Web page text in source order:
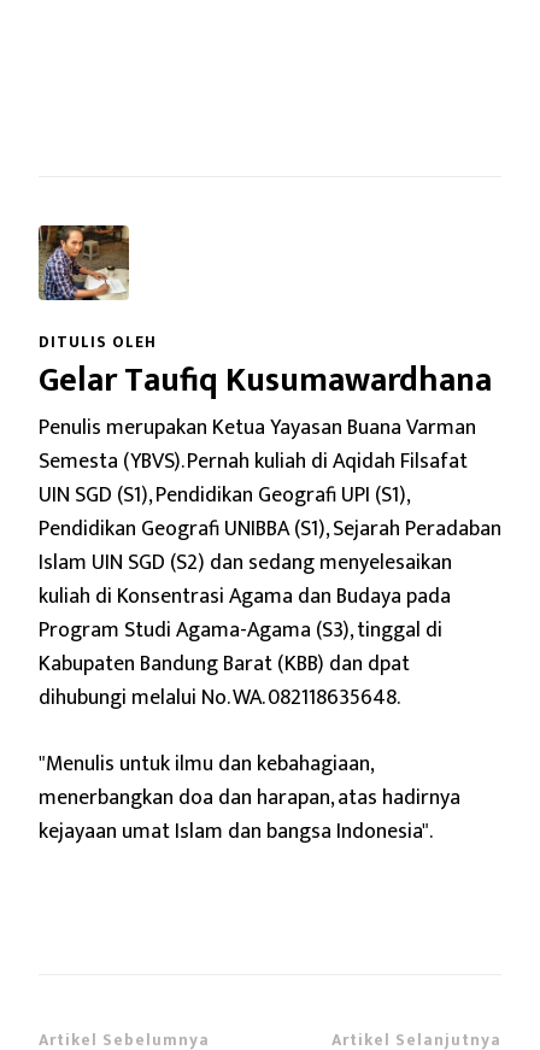
DITULIS OLEH
Gelar Taufiq Kusumawardhana
Penulis merupakan Ketua Yayasan Buana Varman
Semesta (YBVS). Pernah kuliah di Aqidah Filsafat
UIN SGD (S1), Pendidikan Geografi UPI (S1),
Pendidikan Geografi UNIBBA (S1), Sejarah Peradaban
Islam UIN SGD (S2) dan sedang menyelesaikan
kuliah di Konsentrasi Agama dan Budaya pada
Program Studi Agama-Agama (S3), tinggal di
Kabupaten Bandung Barat (KBB) dan dpat
dihubungi melalui No. WA. 082118635648.
"Menulis untuk ilmu dan kebahagiaan,
menerbangkan doa dan harapan,atas hadirnya
kejayaan umat Islam dan bangsa Indonesia".
Artikel Sebelumnya Artikel Selanjutnya